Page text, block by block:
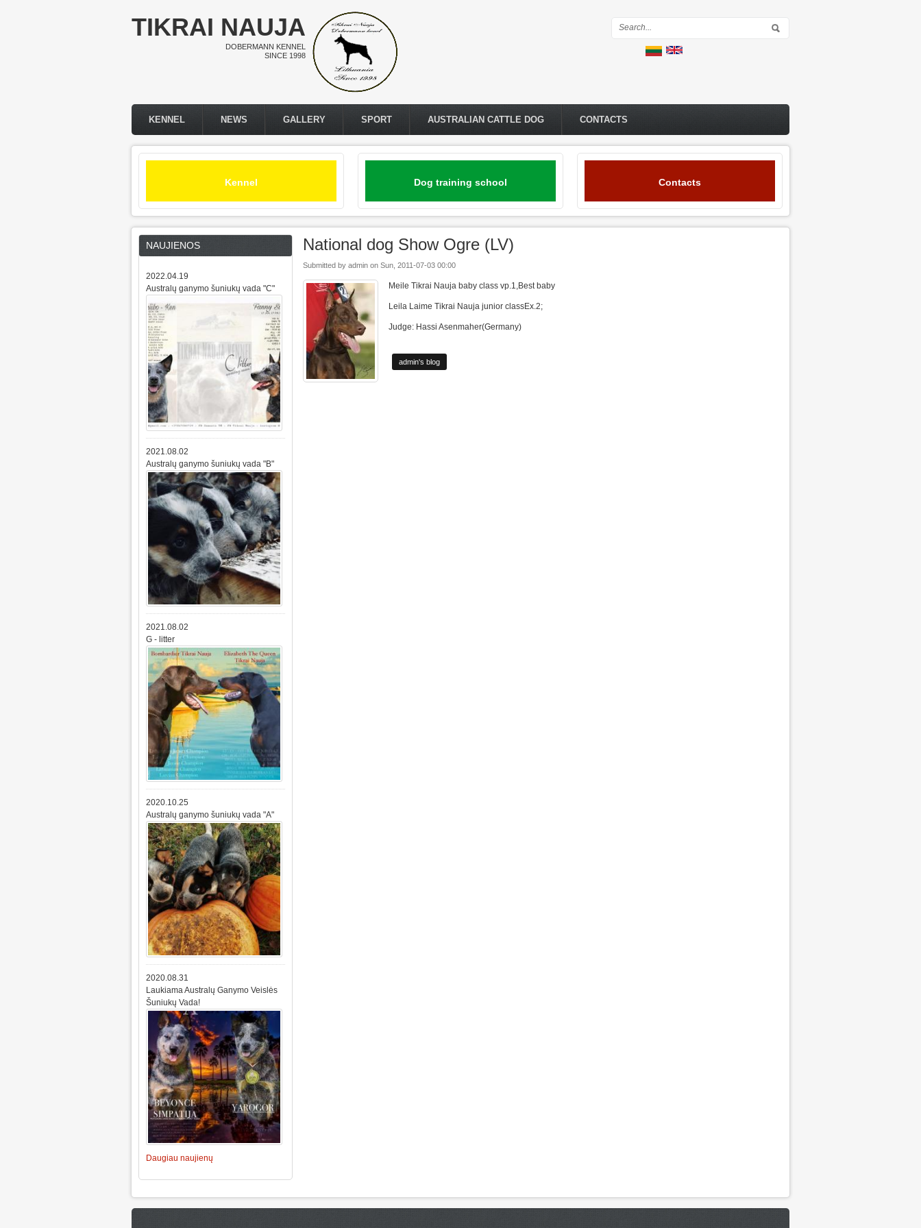
TIKRAI NAUJA
DOBERMANN KENNEL
SINCE 1998
Search form
Main menu
KENNEL NEWS GALLERY SPORT AUSTRALIAN CATTLE DOG CONTACTS
Kennel Dog training school Contacts
National dog Show Ogre (LV)
Submitted by admin on Sun, 2011-07-03 00:00
Meile Tikrai Nauja baby class vp.1,Best baby
Leila Laime Tikrai Nauja junior classEx.2;
Judge: Hassi Asenmaher(Germany)
admin's blog
NAUJIENOS
2022.04.19
Australų ganymo šuniukų vada "C"
2021.08.02
Australų ganymo šuniukų vada "B"
2021.08.02
G - litter
2020.10.25
Australų ganymo šuniukų vada "A"
2020.08.31
Laukiama Australų Ganymo Veislės
Šuniukų Vada!
Daugiau naujienų